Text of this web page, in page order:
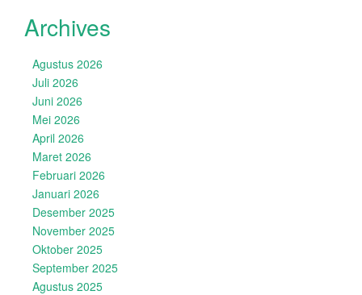
Archives
Agustus 2026
Juli 2026
Juni 2026
Mei 2026
April 2026
Maret 2026
Februari 2026
Januari 2026
Desember 2025
November 2025
Oktober 2025
September 2025
Agustus 2025